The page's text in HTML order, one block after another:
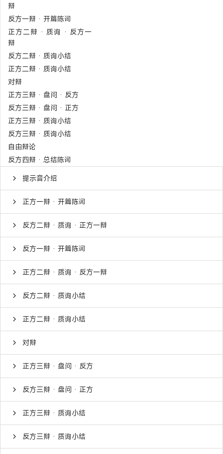
辩
反方一辩 · 开篇陈词
正方二辩 · 质询 · 反方一
辩
反方二辩 · 质询小结
正方二辩 · 质询小结
对辩
正方三辩 · 盘问 · 反方
反方三辩 · 盘问 · 正方
正方三辩 · 质询小结
反方三辩 · 质询小结
自由辩论
反方四辩 · 总结陈词
提示音介绍
正方一辩 · 开篇陈词
反方二辩 · 质询 · 正方一辩
反方一辩 · 开篇陈词
正方二辩 · 质询 · 反方一辩
反方二辩 · 质询小结
正方二辩 · 质询小结
对辩
正方三辩 · 盘问 · 反方
反方三辩 · 盘问 · 正方
正方三辩 · 质询小结
反方三辩 · 质询小结